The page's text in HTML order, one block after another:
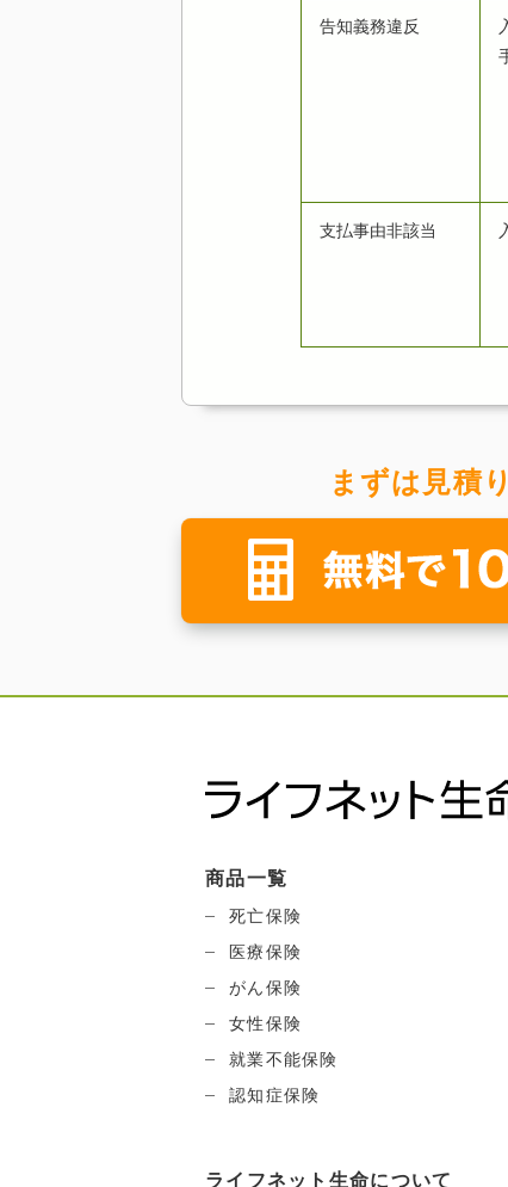
告知義務違反
支払事由非該当
まずは見積
商品一覧
死亡保険
医療保険
がん保険
女性保険
就業不能保険
認知症保険
ライフネット生命について